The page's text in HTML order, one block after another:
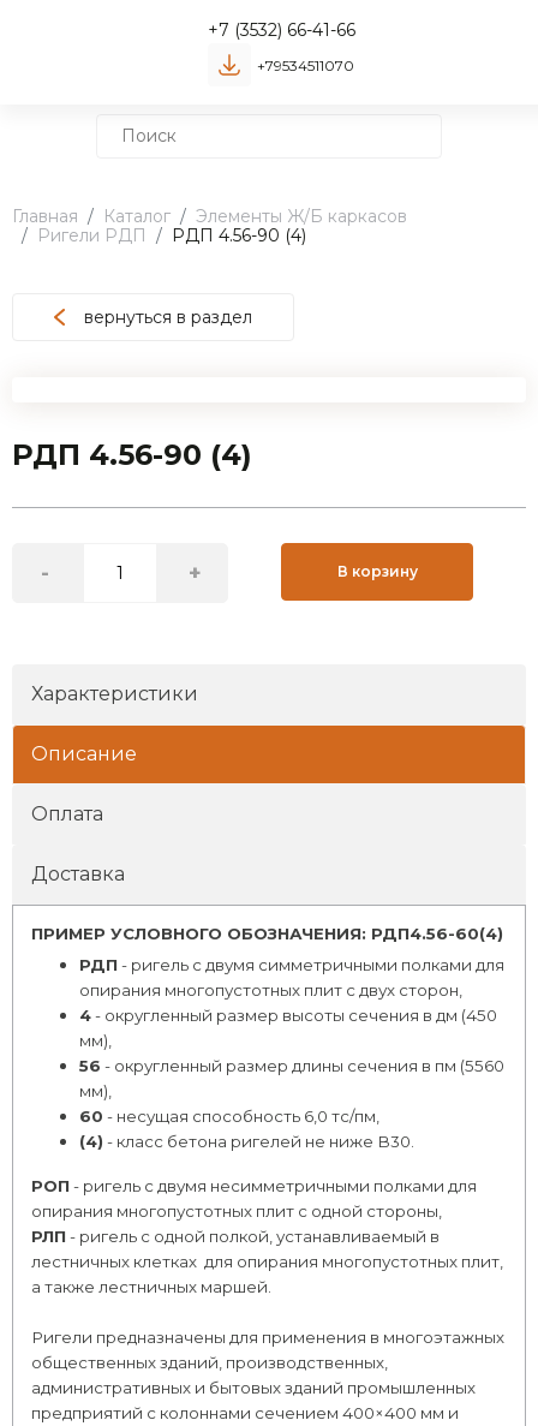
+7 (3532) 66-41-66
+79534511070
Главная Каталог
Элементы Ж/Б каркасов
Ригели РДП
РДП 4.56-90 (4)
вернуться в раздел
РДП 4.56-90 (4)
- + В корзину
Характеристики
Описание
Оплата
Доставка
ПРИМЕР УСЛОВНОГО ОБОЗНАЧЕНИЯ: РДП4.56-60(4)
РДП - ригель с двумя симметричными полками для
опирания многопустотных плит с двух сторон,
4- округленный размер высоты сечения в дм (450
мм),
56 - округленный размер длины сечения в пм (5560
мм),
60 - несущая способность 6,0 тс/пм,
(4) - класс бетона ригелей не ниже В30.
РОП - ригель с двумя несимметричными полками для
опирания многопустотных плит с одной стороны,
РЛП - ригель с одной полкой, устанавливаемый в
лестничных клетках для опирания многопустотных плит,
а также лестничных маршей.
Ригели предназначены для применения в многоэтажных
общественных зданий, производственных,
административных и бытовых зданий промышленных
предприятий с колоннами сечением 400×400 мм и